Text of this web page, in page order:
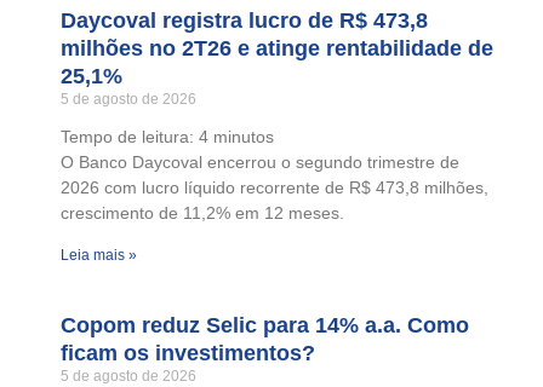
Daycoval registra lucro de R$ 473,8
milhões no 2T26 e atinge rentabilidade de
25,1%
5 de agosto de 2026
Tempo de leitura: 4 minutos
O Banco Daycoval encerrou o segundo trimestre de
2026 com lucro líquido recorrente de R$ 473,8 milhões,
crescimento de 11,2% em 12 meses.
Leia mais »
Copom reduz Selic para 14% a.a. Como
ficam os investimentos?
5 de agosto de 2026